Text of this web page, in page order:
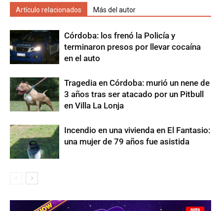
Artículo relacionados Más del autor
Córdoba: los frenó la Policía y
terminaron presos por llevar cocaína
en el auto
Tragedia en Córdoba: murió un nene de
3 años tras ser atacado por un Pitbull
en Villa La Lonja
Incendio en una vivienda en El Fantasio:
una mujer de 79 años fue asistida